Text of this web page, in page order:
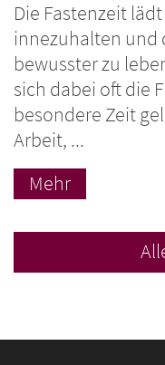
Die Fastenzeit
innezuhalten und
bewusster zu
sich dabei oft die
besondere Zeit
Arbeit, ...
Mehr